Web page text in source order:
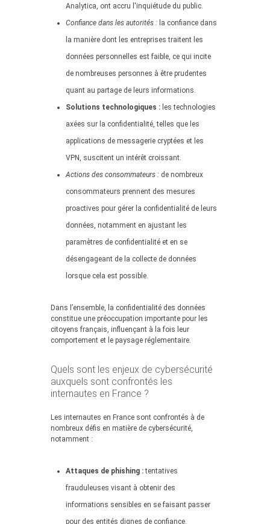
Analytica, ont accru l'inquiétude du public.
Confiance dans les autorités : la confiance dans
la manière dont les entreprises traitent les
données personnelles est faible, ce qui incite
de nombreuses personnes à être prudentes
quant au partage de leurs informations.
Solutions technologiques : les technologies
axées sur la confidentialité, telles que les
applications de messagerie cryptées et les
VPN, suscitent un intérêt croissant.
Actions des consommateurs : de nombreux
consommateurs prennent des mesures
proactives pour gérer la confidentialité de leurs
données, notamment en ajustant les
paramètres de confidentialité et en se
désengageant de la collecte de données
lorsque cela est possible.
Dans l’ensemble, la confidentialité des données
constitue une préoccupation importante pour les
citoyens français, influençant à la fois leur
comportement et le paysage réglementaire.
Quels sont les enjeux de cybersécurité
auxquels sont confrontés les
internautes en France ?
Les internautes en France sont confrontés à de
nombreux défis en matière de cybersécurité,
notamment :
Attaques de phishing :tentatives
frauduleuses visant à obtenir des
informations sensibles en se faisant passer
pour des entités dignes de confiance.